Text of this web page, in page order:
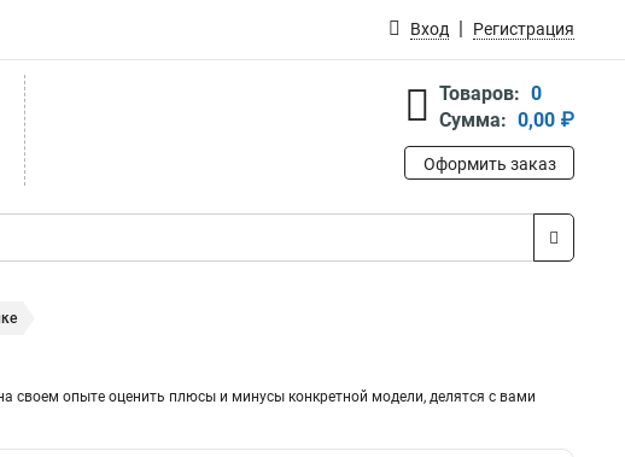
Вход Регистрация
Товаров: 0
Сумма: 0,00 ₽
Оформить заказ
своем опыте оценить плюсы и минусы конкретной модели, делятся с вами